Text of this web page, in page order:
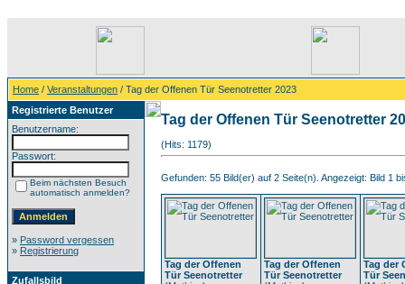
Home / Veranstaltungen / Tag der Offenen Tür Seenotretter 2023
Registrierte Benutzer
Benutzername:
Passwort:
Beim nächsten Besuch
automatisch anmelden?
» Password vergessen
» Registrierung
Zufallsbild
Tag der Offenen Tür Seenotretter
(Hits: 1179)
Gefunden: 55 Bild(er) auf 2 Seite(n). Angezeigt: Bild 1
Tag der Offenen
Tür Seenotretter
Tag der Offenen
Tür Seenotretter
Tag der
Tür